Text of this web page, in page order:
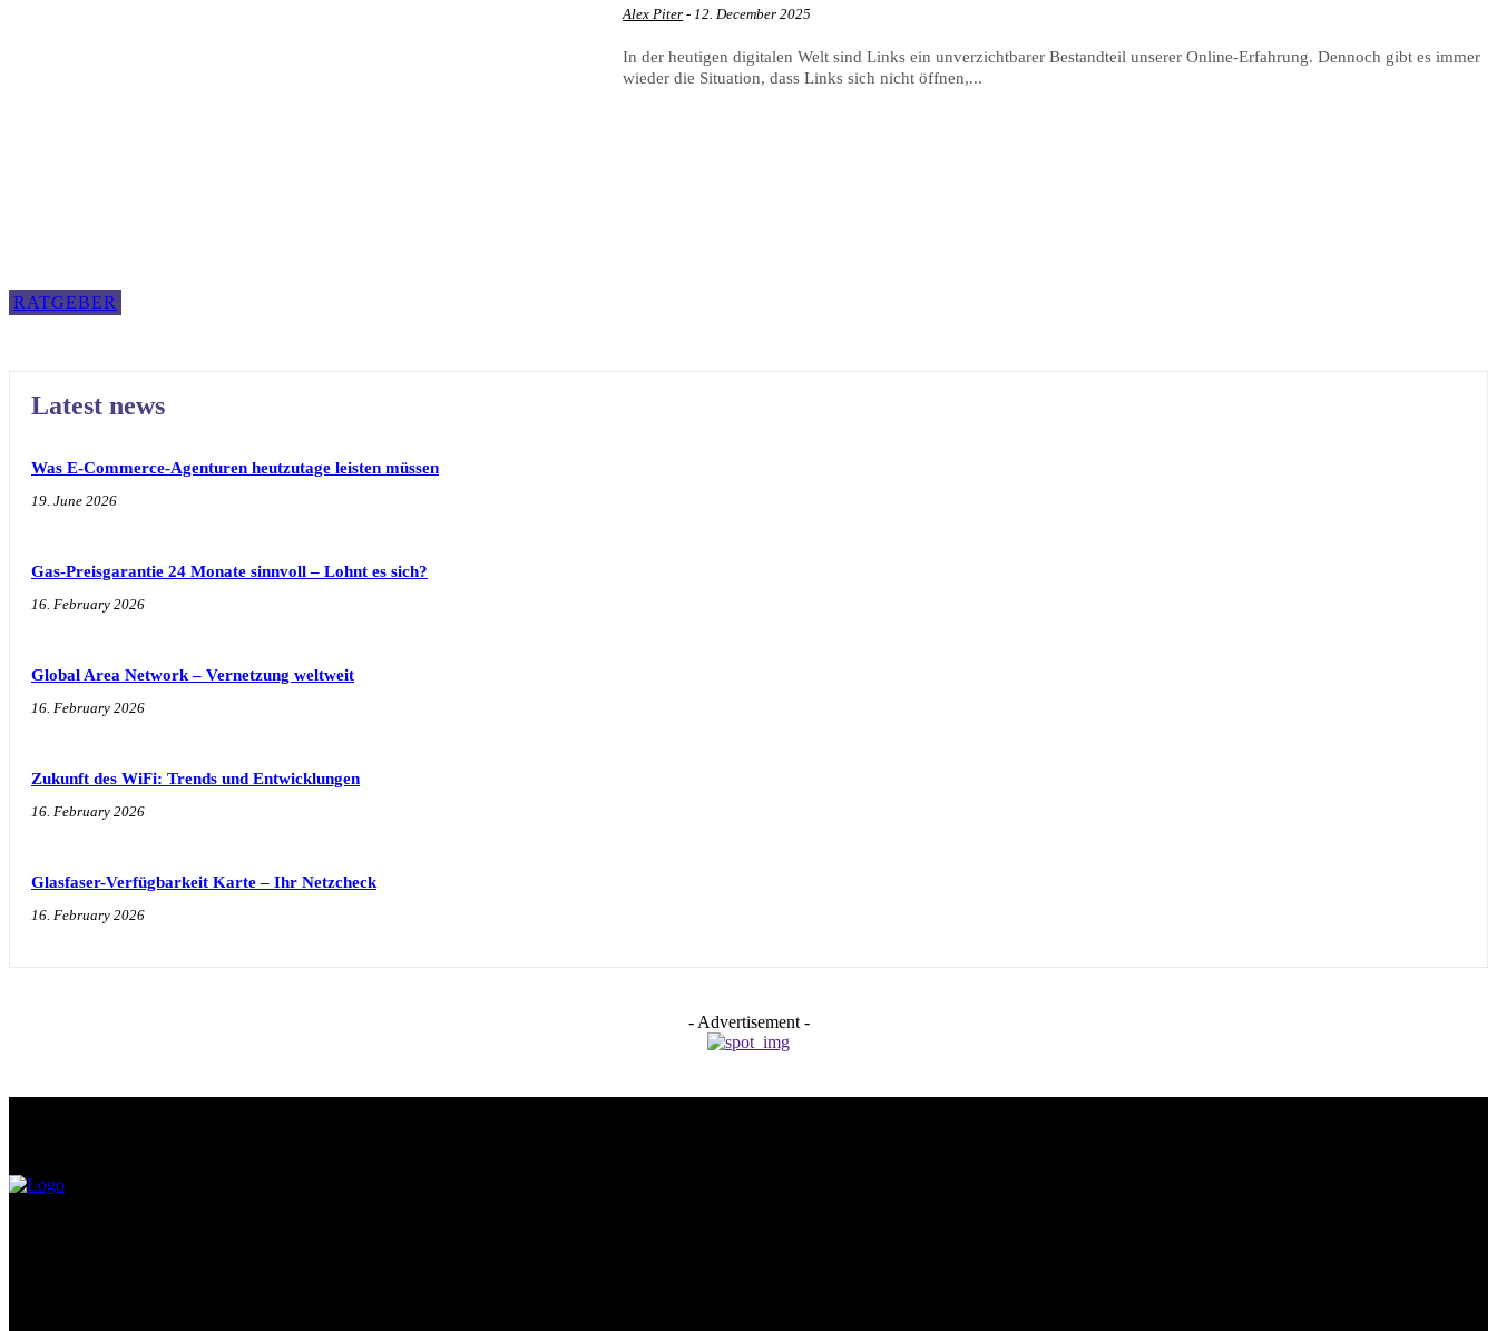
RATGEBER
Alex Piter - 12. December 2025
In der heutigen digitalen Welt sind Links ein unverzichtbarer Bestandteil unserer Online-Erfahrung. Dennoch gibt es immer
wieder die Situation, dass Links sich nicht öffnen,...
Latest news
Was E-Commerce-Agenturen heutzutage leisten müssen
19. June 2026
Gas-Preisgarantie 24 Monate sinnvoll – Lohnt es sich?
16. February 2026
Global Area Network – Vernetzung weltweit
16. February 2026
Zukunft des WiFi: Trends und Entwicklungen
16. February 2026
Glasfaser-Verfügbarkeit Karte – Ihr Netzcheck
16. February 2026
- Advertisement -